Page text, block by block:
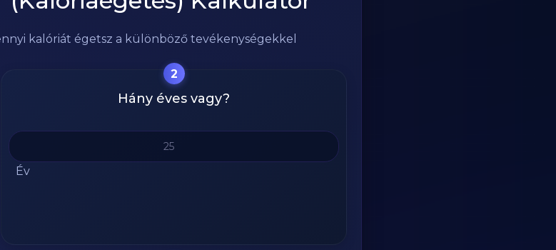
kalóriát égetsz a különböző tevékenységekkel
2
Hány éves vagy?
Év